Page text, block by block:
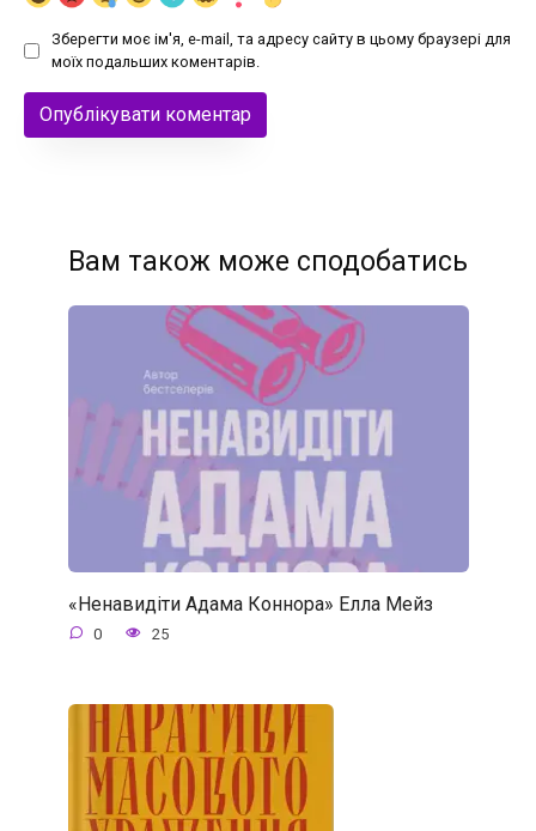
Зберегти моє ім'я, e-mail, та адресу сайту в цьому браузері для
моїх подальших коментарів.
Вам також може сподобатись
«Ненавидіти Адама Коннора» Елла Мейз
0 25